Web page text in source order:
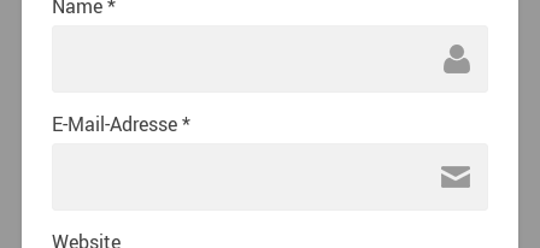
Name*
E-Mail-Adresse*
Website